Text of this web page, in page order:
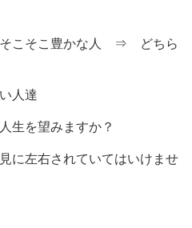
こそこ豊かな人 ⇒ どちら
人達
生を望みますか？
に左右されていてはいけませ